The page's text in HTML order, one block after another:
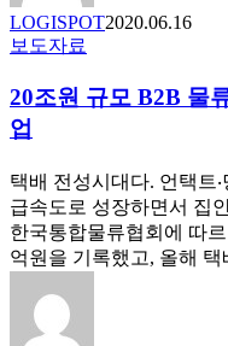
버
앱’과
지
페
공
개
LOGISPOT2020.06.16
조
원
규
B2B
물
류
시
보도자료
​20조원 규모 B2B 물
업
택배 전성시대다. 언택트
급속도로 성장하면서 집
한국통합물류협회에 따
억원을 기록했고, 올해